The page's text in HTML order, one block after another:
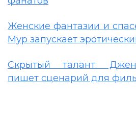
Женские фантазии и
Мур запускает
Скрытый талант:
пишет сценарий для